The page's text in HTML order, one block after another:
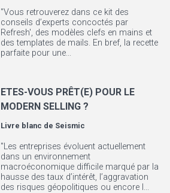
"Vous retrouverez dans ce kit des
conseils d’experts concoctés par
Refresh', des modèles clefs en mains et
des templates de mails. En bref, la recette
parfaite pour une...
ETES-VOUS PRÊT(E) POUR LE
MODERN SELLING ?
Livre blanc de Seismic
"Les entreprises évoluent actuellement
dans un environnement
macroéconomique difficile marqué par la
hausse des taux d’intérêt, l’aggravation
des risques géopolitiques ou encore l...